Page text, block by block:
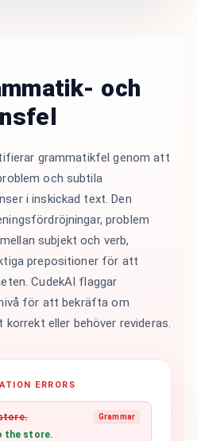
ERRORS
Grammar
the store.
och
grammatikfel genom att
och subtila
i inskickad text. Den
problem
subjekt och verb,
prepositioner för att
CudekAI flaggar
för att bekräfta om
eller behöver revideras.